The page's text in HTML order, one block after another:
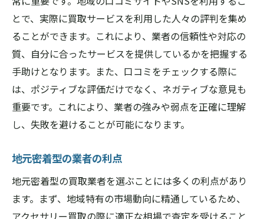
とで、実際に買取サービスを利用した人々の評判を集め
ることができます。これにより、業者の信頼性や対応の
質、自分に合ったサービスを提供しているかを把握する
手助けとなります。また、口コミをチェックする際に
は、ポジティブな評価だけでなく、ネガティブな意見も
重要です。これにより、業者の強みや弱点を正確に理解
し、失敗を避けることが可能になります。
地元密着型の業者の利点
地元密着型の買取業者を選ぶことには多くの利点があり
ます。まず、地域特有の市場動向に精通しているため、
アクセサリー買取の際に適正な相場で査定を受けること